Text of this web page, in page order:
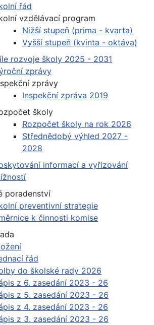
řád
vzdělávací program
Nižší stupeň (prima - kvarta)
Vyšší stupeň (kvinta - oktáva)
rozvoje školy 2025 - 2031
zprávy
zprávy
Inspekční zpráva 2019
školy
Rozpočet školy na rok 2026
Střednědobý výhled 2027 -
2028
informací a vyřizování
poradenství
preventivní strategie
k činnosti komise
řád
do školské rady 2026
z 6. zasedání 2023 - 26
z 5. zasedání 2023 - 26
z 4. zasedání 2023 - 26
z 3. zasedání 2023 - 26